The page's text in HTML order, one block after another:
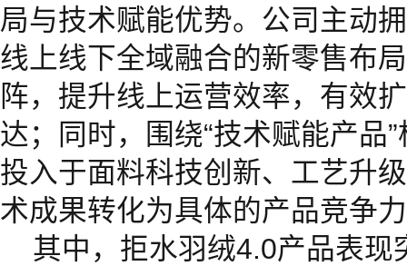
局与技术赋能优势。公司主动
线上线下全域融合的新零售布
阵，提升线上运营效率，有效
达；同时，围绕“技术赋能产品
投入于面料科技创新、工艺升
术成果转化为具体的产品竞争
其中，拒水羽绒4.0产品表现